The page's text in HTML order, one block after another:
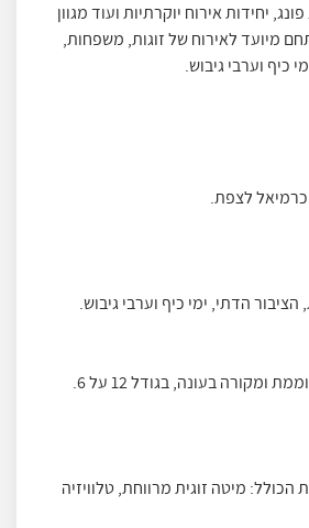
יחידות אירוח יוקרתיות ועוד מגוון
מיועד לאירוח של זוגות, משפחות,
כיף וערבי גיבוש.
לצפת.
הדתי, ימי כיף וערבי גיבוש.
ומקורה בעונה, בגודל 12 על 6.
מיטה זוגית מרווחת, טלוויזיה